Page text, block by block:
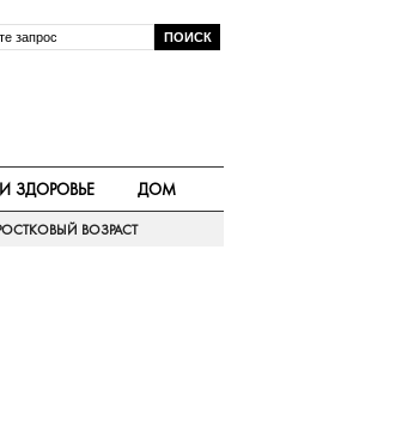
ЗДОРОВЬЕ ДОМ
ВОЗРАСТ